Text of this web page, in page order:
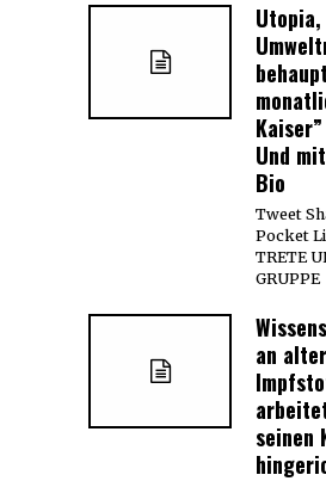
Und
Bio
Tweet
Pocket
TRETE
GRUPPE
an
seinen